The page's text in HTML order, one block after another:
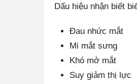
Dấu hiệu nhận biết
Đau nhức mắt
Mi mắt sưng
Khó mở mắt
Suy giảm thị lực